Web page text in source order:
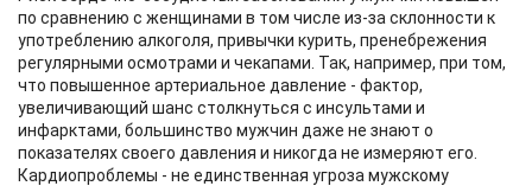
по сравнению с женщинами в том числе из-за склонности к
употреблению алкоголя, привычки курить, пренебрежения
регулярными осмотрами и чекапами. Так, например, при том,
что повышенное артериальное давление - фактор,
увеличивающий шанс столкнуться с инсультами и
инфарктами, большинство мужчин даже не знают о
показателях своего давления и никогда не измеряют его.
Кардиопроблемы - не единственная угроза мужскому